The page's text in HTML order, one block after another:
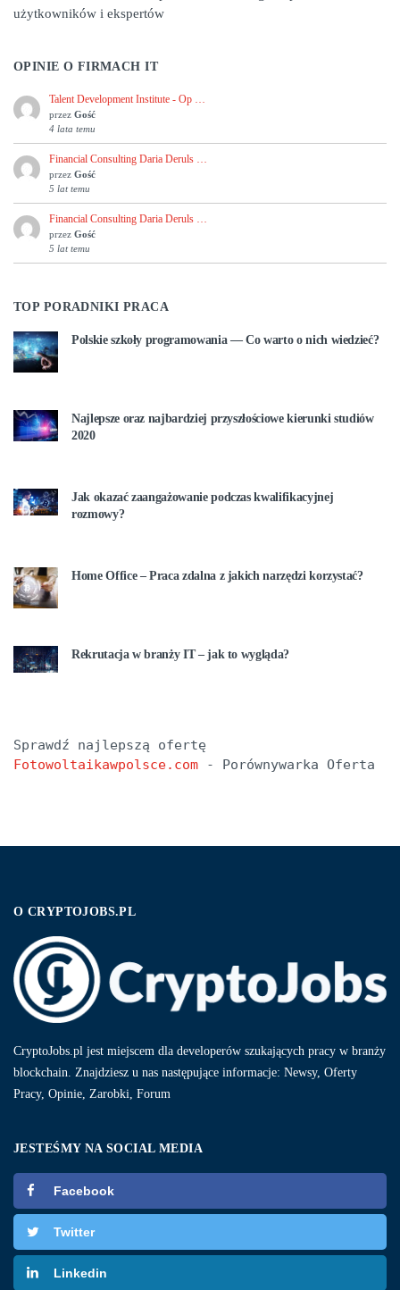
użytkowników i ekspertów
OPINIE O FIRMACH IT
Talent Development Institute - Op …
przez Gość
4 lata temu
Financial Consulting Daria Deruls …
przez Gość
5 lat temu
Financial Consulting Daria Deruls …
przez Gość
5 lat temu
TOP PORADNIKI PRACA
Polskie szkoły programowania — Co warto o nich wiedzieć?
Najlepsze oraz najbardziej przyszłościowe kierunki studiów
2020
Jak okazać zaangażowanie podczas kwalifikacyjnej
rozmowy?
Home Office – Praca zdalna z jakich narzędzi korzystać?
Rekrutacja w branży IT – jak to wygląda?
Fotowoltaikawpolsce.com - Porównywarka Oferta
O CRYPTOJOBS.PL
CryptoJobs.pl jest miejscem dla developerów szukających pracy w branży
blockchain. Znajdziesz u nas następujące informacje: Newsy, Oferty
Pracy, Opinie, Zarobki, Forum
JESTEŚMY NA SOCIAL MEDIA
Facebook
Twitter
Linkedin